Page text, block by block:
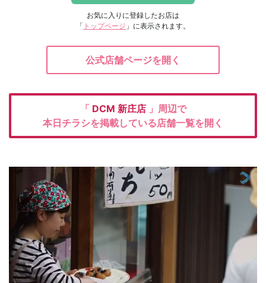
お気に入りに登録したお店は
「 トップページ 」に表示されます。
公式店舗ページを開く
「 DCM 新庄店 」周辺で
本日チラシを掲載している店舗一覧を開く